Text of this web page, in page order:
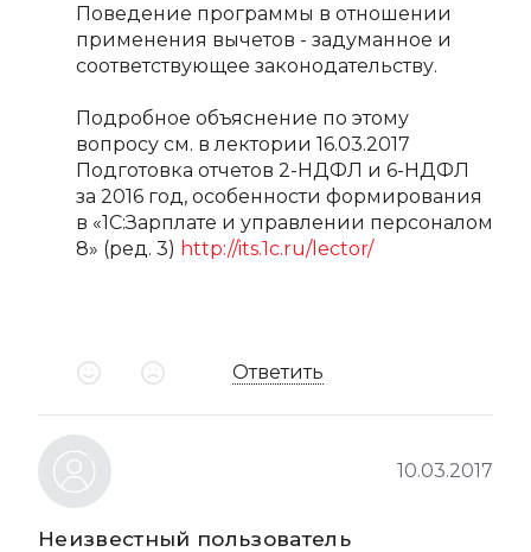
Поведение программы в отношении
применения вычетов - задуманное и
соответствующее законодательству.
Подробное объяснение по этому
вопросу см. в лектории 16.03.2017
Подготовка отчетов 2-НДФЛ и 6-НДФЛ
за 2016 год, особенности формирования
в «1С:Зарплате и управлении персоналом
8» (ред. 3) http://its.1c.ru/lector/
Ответить
Неизвестный пользователь
10.03.2017